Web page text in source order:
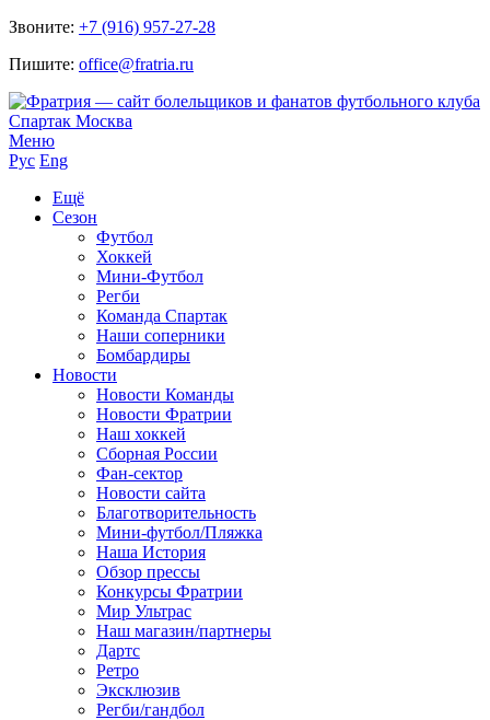
Звоните: +7 (916) 957-27-28
Пишите: office@fratria.ru
Меню
Рус Eng
Ещё
Сезон
Футбол
Хоккей
Мини-Футбол
Регби
Команда Спартак
Наши соперники
Бомбардиры
Новости
Новости Команды
Новости Фратрии
Наш хоккей
Сборная России
Фан-cектор
Новости сайта
Благотворительность
Мини-футбол/Пляжка
Наша История
Обзор прессы
Конкурсы Фратрии
Мир Ультрас
Наш магазин/партнеры
Дартс
Ретро
Эксклюзив
Регби/гандбол